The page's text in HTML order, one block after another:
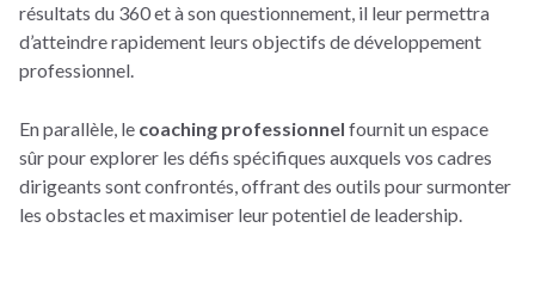
résultats du 360 et à son questionnement, il leur permettra
d’atteindre rapidement leurs objectifs de développement
professionnel.
En parallèle, le coaching professionnel fournit un espace
sûr pour explorer les défis spécifiques auxquels vos cadres
dirigeants sont confrontés, offrant des outils pour surmonter
les obstacles et maximiser leur potentiel de leadership.